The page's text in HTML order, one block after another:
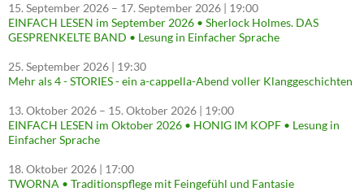
15. September 2026 – 17. September 2026 | 19:00
EINFACH LESEN im September 2026 • Sherlock Holmes. DAS
GESPRENKELTE BAND • Lesung in Einfacher Sprache
25. September 2026 | 19:30
Mehr als 4 - STORIES - ein a-cappella-Abend voller Klanggeschichten
13. Oktober 2026 – 15. Oktober 2026 | 19:00
EINFACH LESEN im Oktober 2026 • HONIG IM KOPF • Lesung in
Einfacher Sprache
18. Oktober 2026 | 17:00
TWORNA • Traditionspflege mit Feingefühl und Fantasie